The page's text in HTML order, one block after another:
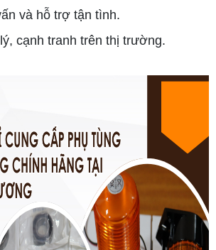
và hỗ trợ tận tình.
cạnh tranh trên thị trường.